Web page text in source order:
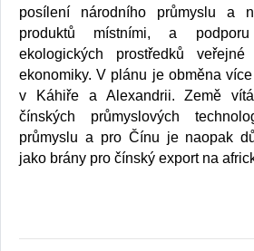
posílení národního průmyslu a
produktů místními, a
ekologických prostředků
ekonomiky. V plánu je obměna
v Káhiře a Alexandrii. Země
čínských průmyslových
průmyslu a pro Čínu je naopak
jako brány pro čínský export na